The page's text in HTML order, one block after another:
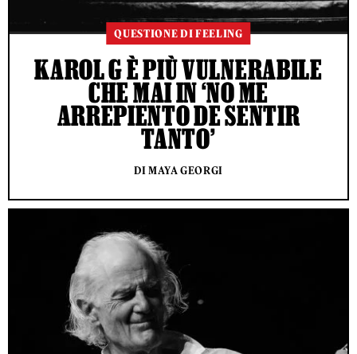
QUESTIONE DI FEELING
KAROL G È PIÙ VULNERABILE
CHE MAI IN ‘NO ME
ARREPIENTO DE SENTIR
TANTO’
DI MAYA GEORGI